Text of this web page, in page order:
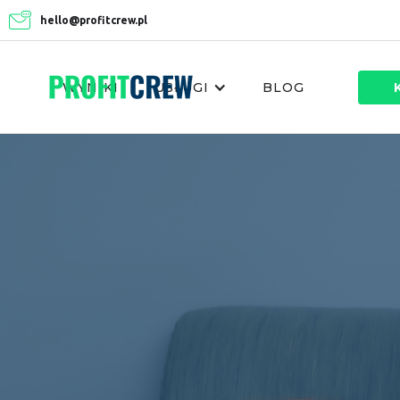
hello@profitcrew.pl
WYNIKI USŁUGI BLOG